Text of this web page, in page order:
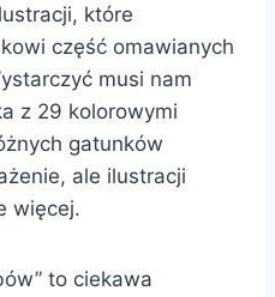
które
część omawianych
musi nam
z 29 kolorowymi
gatunków
ale ilustracji
więcej.
to ciekawa